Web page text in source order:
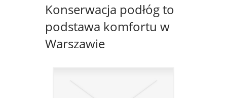
Konserwacja podłóg to
podstawa komfortu w
Warszawie